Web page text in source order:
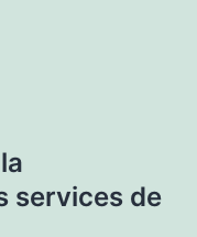
services de